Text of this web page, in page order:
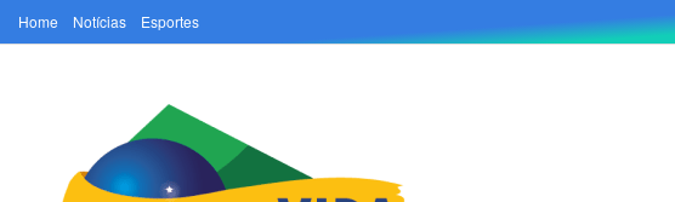
Home Notícias Esportes